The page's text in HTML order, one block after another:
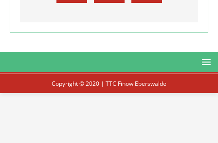
Copyright © 2020 | TTC Finow Eberswalde